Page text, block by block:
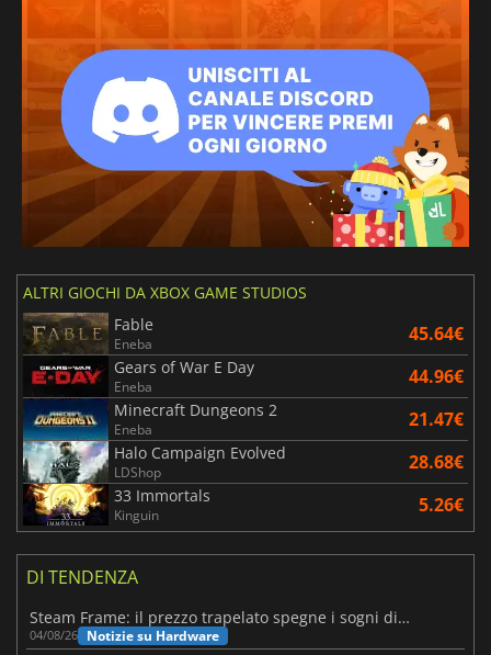
ALTRI GIOCHI DA XBOX GAME STUDIOS
Fable
Eneba 45.64€
Gears of War E Day
Eneba 44.96€
Minecraft Dungeons 2
Eneba 21.47€
Halo Campaign Evolved
LDShop 28.68€
33 Immortals
Kinguin 5.26€
DI TENDENZA
Steam Frame: il prezzo trapelato spegne i sogni di un VR economico
04/08/26 Notizie su Hardware